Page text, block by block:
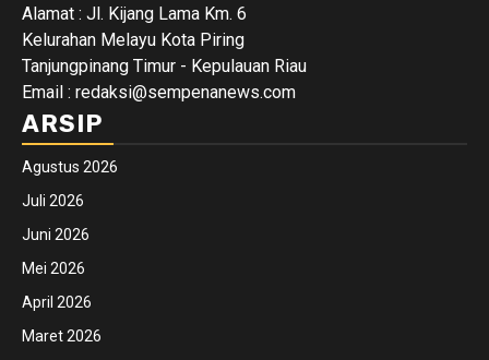
Alamat : Jl. Kijang Lama Km. 6
Kelurahan Melayu Kota Piring
Tanjungpinang Timur - Kepulauan Riau
Email : redaksi@sempenanews.com
ARSIP
Agustus 2026
Juli 2026
Juni 2026
Mei 2026
April 2026
Maret 2026